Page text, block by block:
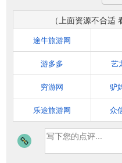
（上面资源不合适
途牛旅游网
游多多 艺
穷游网
乐途旅游网